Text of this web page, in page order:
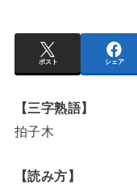
ポスト シェア
【三字熟語】
拍子木
【読み方】